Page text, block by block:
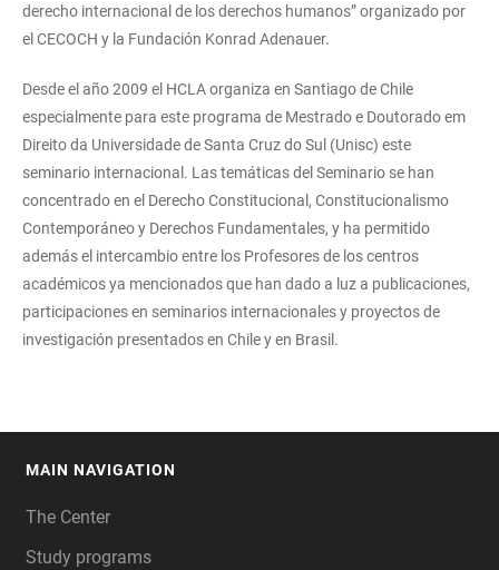
derecho internacional de los derechos humanos” organizado por
el CECOCH y la Fundación Konrad Adenauer.
Desde el año 2009 el HCLA organiza en Santiago de Chile
especialmente para este programa de Mestrado e Doutorado em
Direito da Universidade de Santa Cruz do Sul (Unisc) este
seminario internacional. Las temáticas del Seminario se han
concentrado en el Derecho Constitucional, Constitucionalismo
Contemporáneo y Derechos Fundamentales, y ha permitido
además el intercambio entre los Profesores de los centros
académicos ya mencionados que han dado a luz a publicaciones,
participaciones en seminarios internacionales y proyectos de
investigación presentados en Chile y en Brasil.
MAIN NAVIGATION
The Center
Study programs